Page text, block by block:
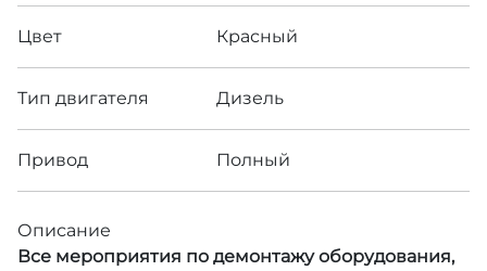
Цвет Красный
Тип двигателя Дизель
Привод Полный
Описание
Все мероприятия по демонтажу оборудования,